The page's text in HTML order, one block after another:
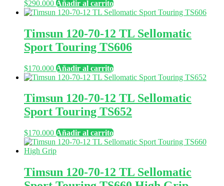
$290.000 Añadir al carrito
Timsun 120-70-12 TL Sellomatic
Sport Touring TS606
$170.000 Añadir al carrito
Timsun 120-70-12 TL Sellomatic
Sport Touring TS652
$170.000 Añadir al carrito
Timsun 120-70-12 TL Sellomatic